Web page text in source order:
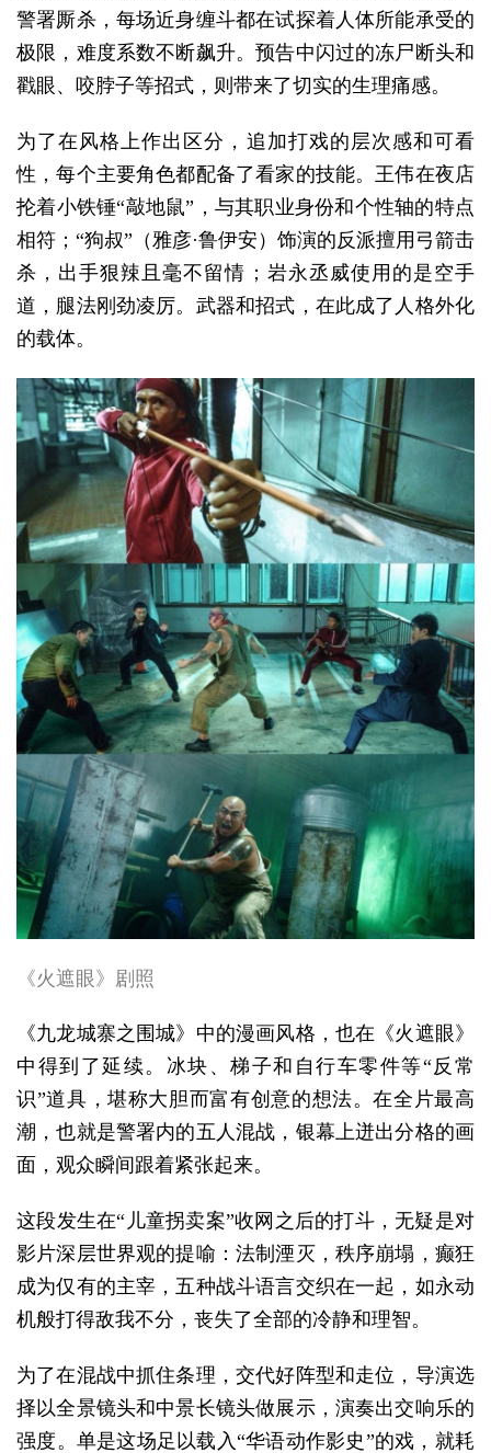
警署厮杀，每场近身缠斗都在试探着人体所能承受的
极限，难度系数不断飙升。预告中闪过的冻尸断头和
戳眼、咬脖子等招式，则带来了切实的生理痛感。
为了在风格上作出区分，追加打戏的层次感和可看
性，每个主要角色都配备了看家的技能。王伟在夜店
抡着小铁锤“敲地鼠”，与其职业身份和个性轴的特点
相符；“狗叔”（雅彦·鲁伊安）饰演的反派擅用弓箭击
杀，出手狠辣且毫不留情；岩永丞威使用的是空手
道，腿法刚劲凌厉。武器和招式，在此成了人格外化
的载体。
《火遮眼》剧照
《九龙城寨之围城》中的漫画风格，也在《火遮眼》
中得到了延续。冰块、梯子和自行车零件等“反常
识”道具，堪称大胆而富有创意的想法。在全片最高
潮，也就是警署内的五人混战，银幕上迸出分格的画
面，观众瞬间跟着紧张起来。
这段发生在“儿童拐卖案”收网之后的打斗，无疑是对
影片深层世界观的提喻：法制湮灭，秩序崩塌，癫狂
成为仅有的主宰，五种战斗语言交织在一起，如永动
机般打得敌我不分，丧失了全部的冷静和理智。
为了在混战中抓住条理，交代好阵型和走位，导演选
择以全景镜头和中景长镜头做展示，演奏出交响乐的
强度。单是这场足以载入“华语动作影史”的戏，就耗